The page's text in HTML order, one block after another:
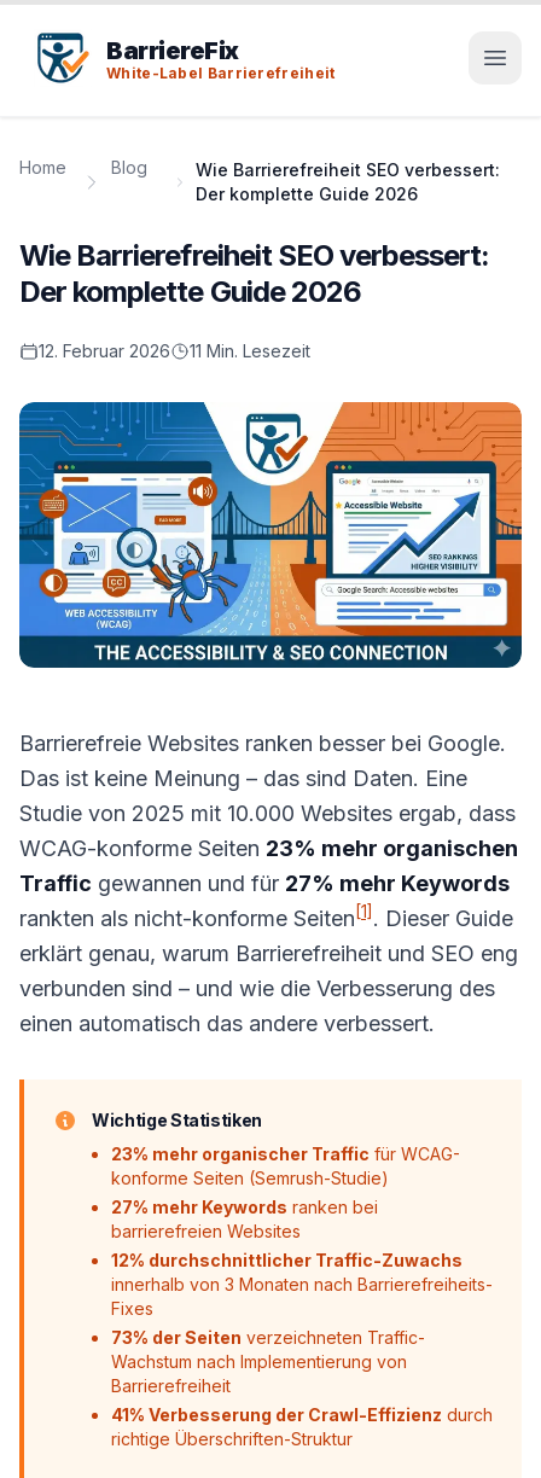
BarriereFix
White-Label Barrierefreiheit
Home Blog
Wie Barrierefreiheit SEO verbessert:
Der komplette Guide 2026
Wie Barrierefreiheit SEO verbessert:
Der komplette Guide 2026
12. Februar 2026 11 Min. Lesezeit
Barrierefreie Websites ranken besser bei Google.
Das ist keine Meinung – das sind Daten. Eine
Studie von 2025 mit 10.000 Websites ergab, dass
WCAG-konforme Seiten 23% mehr organischen
Traffic gewannen und für 27% mehr Keywords
rankten als nicht-konforme Seiten [1] . Dieser Guide
erklärt genau, warum Barrierefreiheit und SEO eng
verbunden sind – und wie die Verbesserung des
einen automatisch das andere verbessert.
Wichtige Statistiken
23% mehr organischer Traffic für WCAG-
konforme Seiten (Semrush-Studie)
27% mehr Keywords ranken bei
barrierefreien Websites
12% durchschnittlicher Traffic-Zuwachs
innerhalb von 3 Monaten nach Barrierefreiheits-
Fixes
73% der Seiten verzeichneten Traffic-
Wachstum nach Implementierung von
Barrierefreiheit
41% Verbesserung der Crawl-Effizienz durch
richtige Überschriften-Struktur